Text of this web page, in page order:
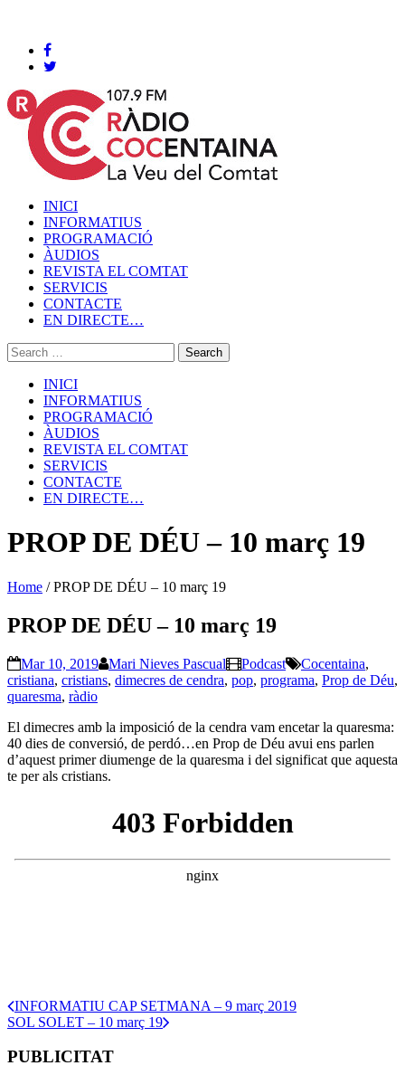
INICI
INFORMATIUS
PROGRAMACIÓ
ÀUDIOS
REVISTA EL COMTAT
SERVICIS
CONTACTE
EN DIRECTE…
INICI
INFORMATIUS
PROGRAMACIÓ
ÀUDIOS
REVISTA EL COMTAT
SERVICIS
CONTACTE
EN DIRECTE…
PROP DE DÉU – 10 març 19
Home /PROP DE DÉU – 10 març 19
PROP DE DÉU – 10 març 19
Mar 10, 2019 Mari Nieves Pascual Podcast Cocentaina,
cristiana, cristians, dimecres de cendra, pop, programa, Prop de Déu,
quaresma, ràdio
El dimecres amb la imposició de la cendra vam encetar la quaresma:
40 dies de conversió, de perdó…en Prop de Déu avui ens parlen
d’aquest primer diumenge de la quaresma i del significat que aquesta
te per als cristians.
INFORMATIU CAP SETMANA – 9 març 2019
SOL SOLET – 10 març 19
PUBLICITAT